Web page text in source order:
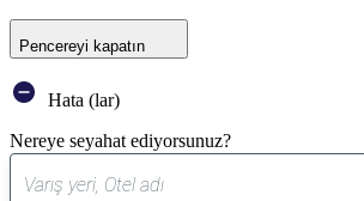
Pencereyi kapatın
Hata (lar)
Nereye seyahat ediyorsunuz?